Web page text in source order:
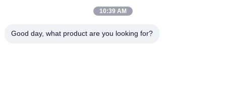
De Machinelading 1T van Mesh Hopper Construction Mesh
10:39 AM
Good day, what product are you looking for?